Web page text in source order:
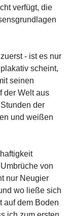
verfügt, die
- ist es nur
scheint,
seinen
der Welt aus
der
und weißen
von
nur Neugier
wo ließe sich
auf dem Boden